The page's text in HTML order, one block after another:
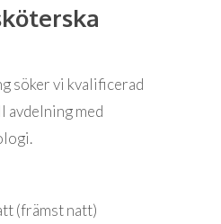
söker vi kvalificerad
avdelning med
(främst natt)